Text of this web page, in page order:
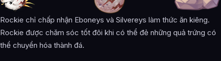
Rockie chỉ chấp nhận Eboneys và Silvereys làm thức ăn kiêng.
Rockie được chăm sóc tốt đôi khi có thể đẻ những quả trứng có
thể chuyển hóa thành đá.